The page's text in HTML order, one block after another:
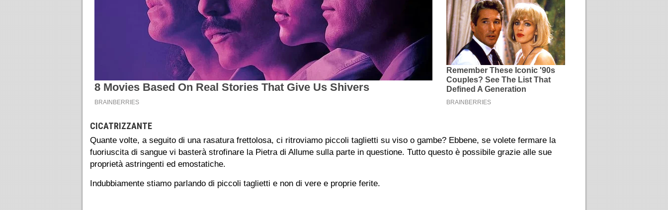
CICATRIZZANTE
Quante volte, a seguito di una rasatura frettolosa, ci ritroviamo piccoli taglietti su viso o gambe? Ebbene, se volete fermare la
fuoriuscita di sangue vi basterà strofinare la Pietra di Allume sulla parte in questione. Tutto questo è possibile grazie alle sue
proprietà astringenti ed emostatiche.
Indubbiamente stiamo parlando di piccoli taglietti e non di vere e proprie ferite.